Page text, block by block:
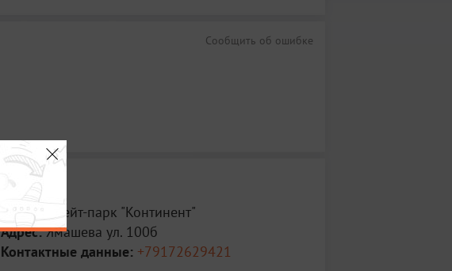
Сообщить об ошибке
Место:
Скейт-парк "Континент"
Адрес:Ямашева ул. 100б
Контактные данные: +79172629421